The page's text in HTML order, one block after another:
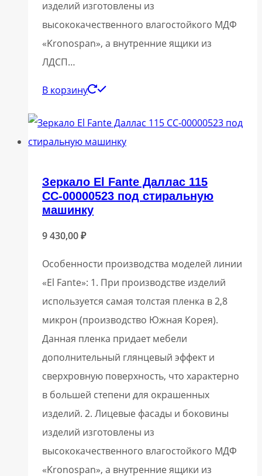
изделий изготовлены из
высококачественного влагостойкого МДФ
«Kronospan», а внутренние ящики из
ЛДСП…
В корзину
Зеркало El Fante Даллас 115
СС-00000523 под стиральную
машинку
9 430,00₽
Особенности производства моделей линии
«El Fante»: 1. При производстве изделий
используется самая толстая пленка в 2,8
микрон (производство Южная Корея).
Данная пленка придает мебели
дополнительный глянцевый эффект и
сверхровную поверхность, что характерно
в большей степени для окрашенных
изделий. 2. Лицевые фасады и боковины
изделий изготовлены из
высококачественного влагостойкого МДФ
«Kronospan», а внутренние ящики из